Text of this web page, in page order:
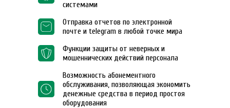
системами
Отправка отчетов по электронной
почте и telegram в любой точке мира
Функции защиты от неверных и
мошеннических действий персонала
Возможность абонементного
обслуживания, позволяющая экономить
денежные средства в период простоя
оборудования